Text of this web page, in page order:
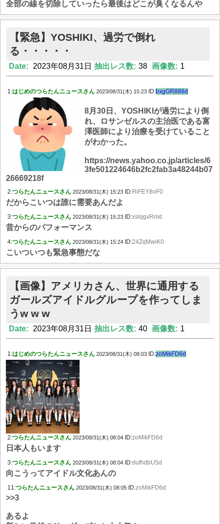
全部の線を切除していったら最後はどこが臭くなるんや
【緊急】YOSHIKI、過労で倒れ
る・・・・・
Date: 2023年08月31日 抽出レス数: 38 画像数: 1
1:はじめのつらたんニュースさん 2023/08/31(木) 15:23 ID:bxgGR888d
8月30日、YOSHIKIが過労により倒
れ、ロサンゼルスの主治医である富
澤医師により治療を受けていること
がわかった。
https://news.yahoo.co.jp/articles/6
3fe501224646b2fc2fab3a48244b07
26669218f
2:つらたんニュースさん 2023/08/31(木) 15:23 ID:RiFEY8oF0
だからこいつは誰に需要あんだよ
3:つらたんニュースさん 2023/08/31(木) 15:23 ID:xslqgxRmd
昔からのパフォーマンス
4:つらたんニュースさん 2023/08/31(木) 15:24 ID:24ZqMwiK0
こいついつも緊急事態だな
【画像】アメリカさん、世界に通用する
ガールズアイドルグループを作ってしま
うw w w
Date: 2023年08月31日 抽出レス数: 40 画像数: 1
1:はじめのつらたんニュースさん 2023/08/31(木) 08:03 ID:zoMikFD6d
2:つらたんニュースさん 2023/08/31(木) 08:04 ID:zoMikFD6d
日本人もいます
3:つらたんニュースさん 2023/08/31(木) 08:04 ID:dufhdbU5d
向こうってアイドル文化あんの
11:つらたんニュースさん 2023/08/31(木) 08:05 ID:zoMikFD6d
>>3
あるよ